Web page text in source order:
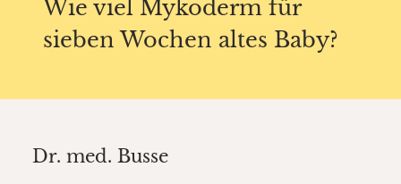
Wie viel Mykoderm für
sieben Wochen altes Baby?
Dr. med. Busse